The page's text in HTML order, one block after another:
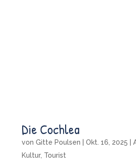
Die Cochlea
von Gitte Poulsen | Okt. 16, 2025 |
Kultur, Tourist